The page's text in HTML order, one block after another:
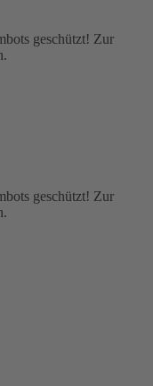
geschützt! Zur
geschützt! Zur